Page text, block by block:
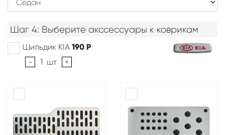
Шаг 4: Выберите акссессуары к коврикам
Шильдик KIA 190 Р
-
1 шт +